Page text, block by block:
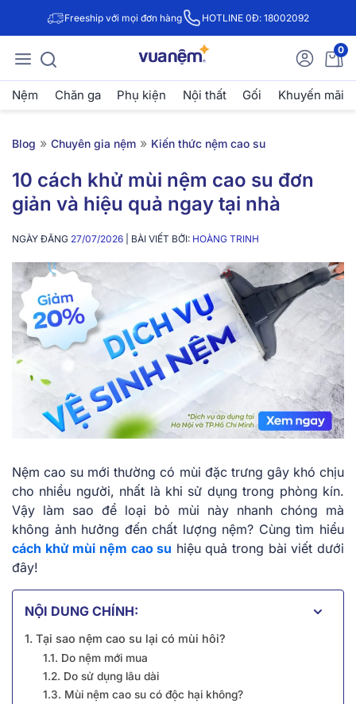
Freeship với mọi đơn hàng HOTLINE 0Đ: 18002092
0
Nệm Chăn ga Phụ kiện Nội thất Gối Khuyến mãi
Blog » Chuyên gia nệm » Kiến thức nệm cao su
10 cách khử mùi nệm cao su đơn
giản và hiệu quả ngay tại nhà
NGÀY ĐĂNG 27/07/2026 | BÀI VIẾT BỞI: HOÀNG TRINH
Nệm cao su mới thường có mùi đặc trưng gây khó chịu
cho nhiều người, nhất là khi sử dụng trong phòng kín.
Vậy làm sao để loại bỏ mùi này nhanh chóng mà
không ảnh hưởng đến chất lượng nệm? Cùng tìm hiểu
cách khử mùi nệm cao su hiệu quả trong bài viết dưới
đây!
NỘI DUNG CHÍNH:
1. Tại sao nệm cao su lại có mùi hôi?
1.1. Do nệm mới mua
1.2. Do sử dụng lâu dài
1.3. Mùi nệm cao su có độc hại không?